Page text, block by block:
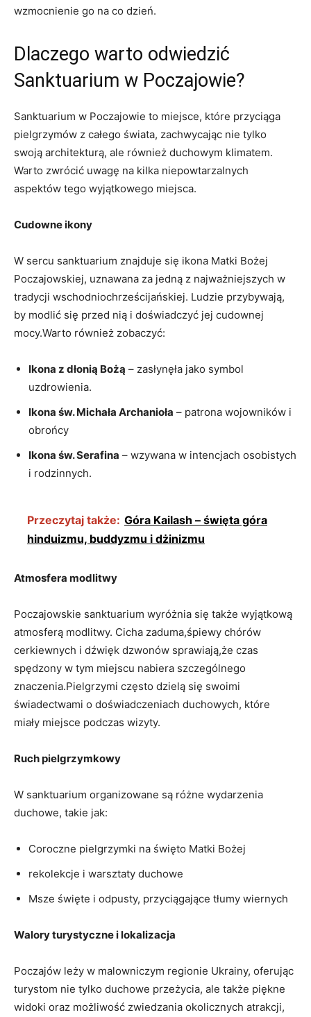
wzmocnienie go na co dzień.
Dlaczego warto odwiedzić
Sanktuarium w Poczajowie?
Sanktuarium w Poczajowie to miejsce, które przyciąga
pielgrzymów z całego świata, zachwycając nie tylko
swoją architekturą, ale również duchowym klimatem.
Warto zwrócić uwagę na kilka niepowtarzalnych
aspektów tego wyjątkowego miejsca.
Cudowne ikony
W sercu sanktuarium znajduje się ikona Matki Bożej
Poczajowskiej, uznawana za jedną z najważniejszych w
tradycji wschodniochrześcijańskiej. Ludzie przybywają,
by modlić się przed nią i doświadczyć jej cudownej
mocy.Warto również zobaczyć:
Ikona z dłonią Bożą – zasłynęła jako symbol
uzdrowienia.
Ikona św. Michała Archanioła – patrona wojowników i
obrońcy
Ikona św. Serafina – wzywana w intencjach osobistych
i rodzinnych.
Przeczytaj także: Góra Kailash – święta góra
hinduizmu, buddyzmu i dżinizmu
Atmosfera modlitwy
Poczajowskie sanktuarium wyróżnia się także wyjątkową
atmosferą modlitwy. Cicha zaduma,śpiewy chórów
cerkiewnych i dźwięk dzwonów sprawiają,że czas
spędzony w tym miejscu nabiera szczególnego
znaczenia.Pielgrzymi często dzielą się swoimi
świadectwami o doświadczeniach duchowych, które
miały miejsce podczas wizyty.
Ruch pielgrzymkowy
W sanktuarium organizowane są różne wydarzenia
duchowe, takie jak:
Coroczne pielgrzymki na święto Matki Bożej
rekolekcje i warsztaty duchowe
Msze święte i odpusty, przyciągające tłumy wiernych
Walory turystyczne i lokalizacja
Poczajów leży w malowniczym regionie Ukrainy, oferując
turystom nie tylko duchowe przeżycia, ale także piękne
widoki oraz możliwość zwiedzania okolicznych atrakcji,